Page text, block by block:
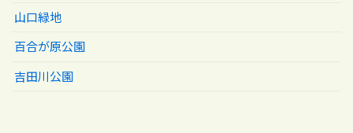
山口緑地
百合が原公園
吉田川公園